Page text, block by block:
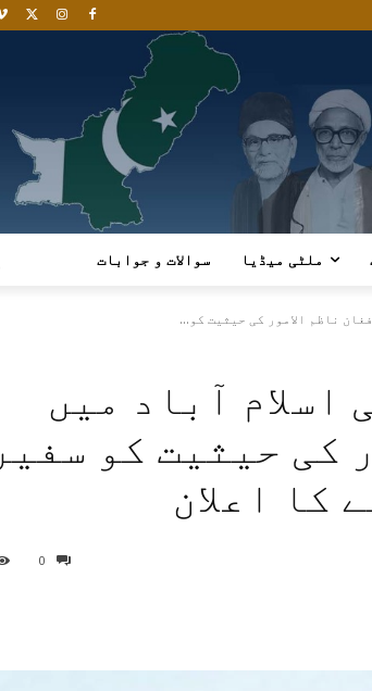
ملٹی میڈیا سوالات و جوابات
ناظم الامور کی حیثیت کو...
اسلام آباد میں
کی حیثیت کو سفیر
کا اعلان
0